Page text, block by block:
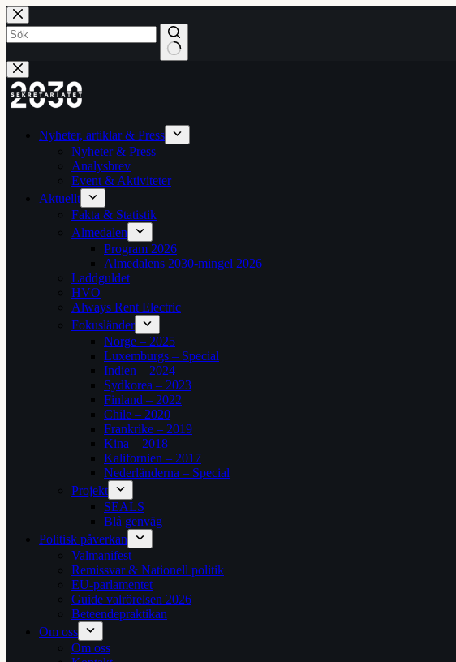
Hoppa
till
innehåll
Inga
resultat
Nyheter, artiklar & Press
Nyheter & Press
Analysbrev
Event & Aktiviteter
Aktuellt
Fakta & Statistik
Almedalen
Program 2026
Almedalens 2030-mingel 2026
Laddguldet
HVO
Always Rent Electric
Fokusländer
Norge – 2025
Luxemburgs – Special
Indien – 2024
Sydkorea – 2023
Finland – 2022
Chile – 2020
Frankrike – 2019
Kina – 2018
Kalifornien – 2017
Nederländerna – Special
Projekt
SEALS
Blå genväg
Politisk påverkan
Valmanifest
Remissvar & Nationell politik
EU-parlamentet
Guide valrörelsen 2026
Beteendepraktikan
Om oss
Om oss